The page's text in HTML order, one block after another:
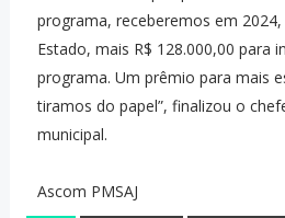
programa, receberemos em
Estado, mais R$ 128.000,00 para
programa. Um prêmio para mais
tiramos do papel”, finalizou o
municipal.
Ascom PMSAJ